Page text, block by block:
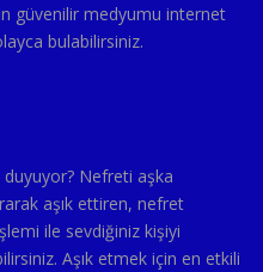
güvenilir medyumu internet
bulabilirsiniz.
duyuyor? Nefreti aşka
aşık ettiren, nefret
ile sevdiğiniz kişiyi
Aşık etmek için en etkili